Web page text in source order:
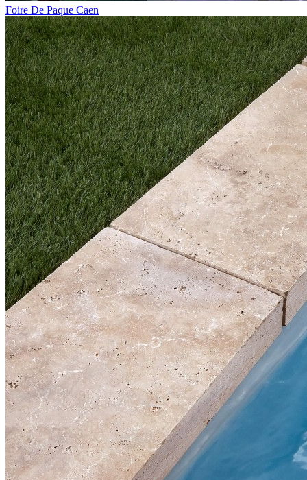
Foire De Paque Caen